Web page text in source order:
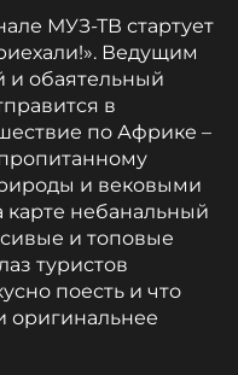
которых:
знал»
МУЗ-ТВ стартует
Ведущим
и обаятельный
в
по Африке –
и вековыми
небанальный
и топовые
туристов
поесть и что
оригинальнее